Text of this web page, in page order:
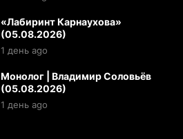
«Лабиринт Карнаухова»
(05.08.2026)
1 день ago
Монолог | Владимир Соловьёв
(05.08.2026)
1 день ago